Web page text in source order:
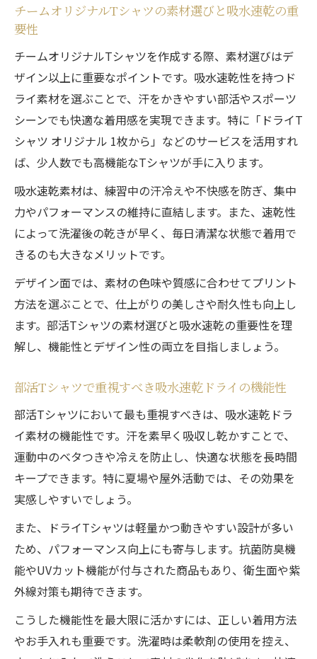
チームオリジナルTシャツの素材選びと吸水速乾の重
要性
チームオリジナルTシャツを作成する際、素材選びはデ
ザイン以上に重要なポイントです。吸水速乾性を持つド
ライ素材を選ぶことで、汗をかきやすい部活やスポーツ
シーンでも快適な着用感を実現できます。特に「ドライT
シャツ オリジナル 1枚から」などのサービスを活用すれ
ば、少人数でも高機能なTシャツが手に入ります。
吸水速乾素材は、練習中の汗冷えや不快感を防ぎ、集中
力やパフォーマンスの維持に直結します。また、速乾性
によって洗濯後の乾きが早く、毎日清潔な状態で着用で
きるのも大きなメリットです。
デザイン面では、素材の色味や質感に合わせてプリント
方法を選ぶことで、仕上がりの美しさや耐久性も向上し
ます。部活Tシャツの素材選びと吸水速乾の重要性を理
解し、機能性とデザイン性の両立を目指しましょう。
部活Tシャツで重視すべき吸水速乾ドライの機能性
部活Tシャツにおいて最も重視すべきは、吸水速乾ドラ
イ素材の機能性です。汗を素早く吸収し乾かすことで、
運動中のベタつきや冷えを防止し、快適な状態を長時間
キープできます。特に夏場や屋外活動では、その効果を
実感しやすいでしょう。
また、ドライTシャツは軽量かつ動きやすい設計が多い
ため、パフォーマンス向上にも寄与します。抗菌防臭機
能やUVカット機能が付与された商品もあり、衛生面や紫
外線対策も期待できます。
こうした機能性を最大限に活かすには、正しい着用方法
やお手入れも重要です。洗濯時は柔軟剤の使用を控え、